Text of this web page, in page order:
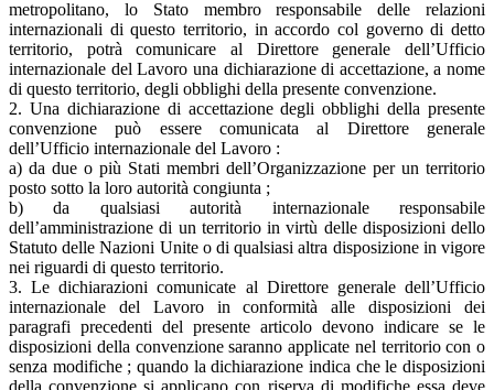
metropolitano, lo Stato membro responsabile delle relazioni
internazionali di questo territorio, in accordo col governo di detto
territorio, potrà comunicare al Direttore generale dell’Ufficio
internazionale del Lavoro una dichiarazione di accettazione, a nome
di questo territorio, degli obblighi della presente convenzione.
2. Una dichiarazione di accettazione degli obblighi della presente
convenzione può essere comunicata al Direttore generale
dell’Ufficio internazionale del Lavoro :
a) da due o più Stati membri dell’Organizzazione per un territorio
posto sotto la loro autorità congiunta ;
b) da qualsiasi autorità internazionale responsabile
dell’amministrazione di un territorio in virtù delle disposizioni dello
Statuto delle Nazioni Unite o di qualsiasi altra disposizione in vigore
nei riguardi di questo territorio.
3. Le dichiarazioni comunicate al Direttore generale dell’Ufficio
internazionale del Lavoro in conformità alle disposizioni dei
paragrafi precedenti del presente articolo devono indicare se le
disposizioni della convenzione saranno applicate nel territorio con o
senza modifiche ; quando la dichiarazione indica che le disposizioni
della convenzione si applicano con riserva di modifiche essa deve